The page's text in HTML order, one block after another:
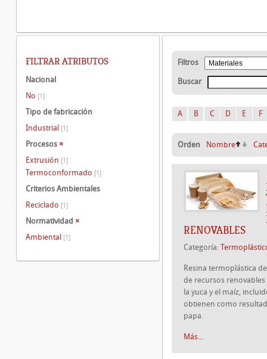
Filtros
Buscar
A B C D E F
Orden Nombre
RENOVABLES
Categoría:
Resina termoplástica
de recursos
la yuca y el maíz,
obtienen como
papa.
Más...
FILTRAR ATRIBUTOS
Nacional
No [1]
Tipo de fabricación
Industrial [1]
Procesos ×
Extrusión [1]
Termoconformado [1]
Criterios Ambientales
Reciclado [1]
Normatividad ×
Ambiental [1]